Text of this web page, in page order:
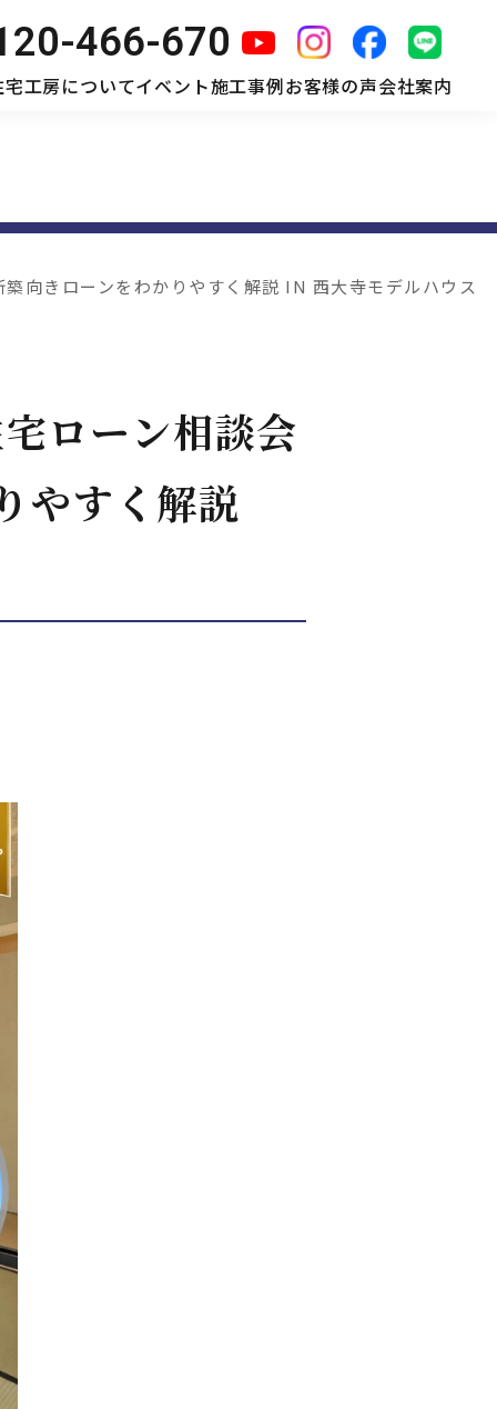
466-670
工房についてイベント施工事例お客様の声会社案内
向きローンをわかりやすく解説 IN 西大寺モデルハウス
ローン相談会
やすく解説